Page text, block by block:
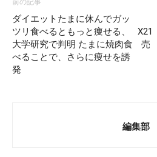
前の記事
ダイエットたまに休んでガッ
ツリ食べるともっと痩せる、
大学研究で判明 たまに焼肉食
べることで、さらに痩せを誘
発
X21
売
編集部